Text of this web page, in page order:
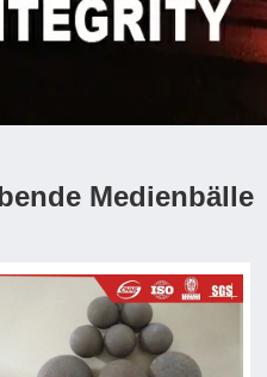
Medienbälle